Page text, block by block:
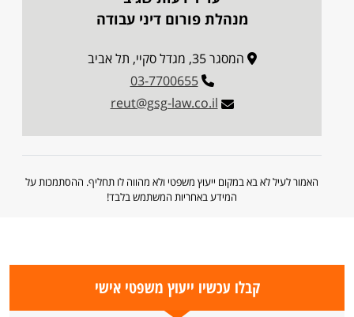
מנהלת פורום דיני עבודה
המסגר 35, מגדל סקיי, תל אביב
03-7700655
reut@gsg-law.co.il
האמור לעיל לא בא במקום ייעוץ משפטי ולא מהווה לו תחליף. ההסתמכות על
המידע באחריות המשתמש בלבד!
קבלו עכשיו ייעוץ משפטי אישי